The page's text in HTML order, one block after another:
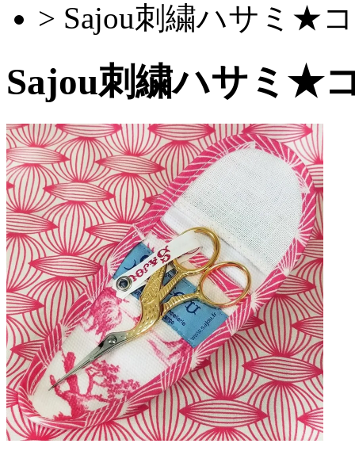
> Sajou刺繍ハサミ★
Sajou刺繍ハサミ★